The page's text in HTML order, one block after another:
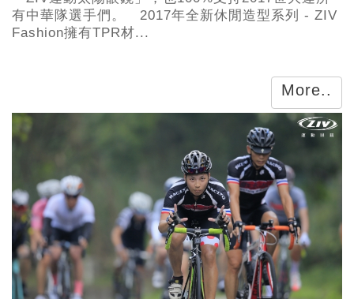
有中華隊選手們。 2017年全新休閒造型系列 - ZIV
Fashion擁有TPR材...
More..